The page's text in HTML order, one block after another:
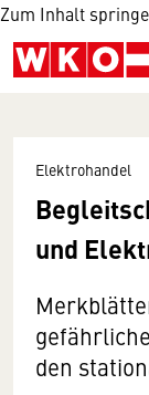
Zum Inhalt
Elektrohandel
und
den